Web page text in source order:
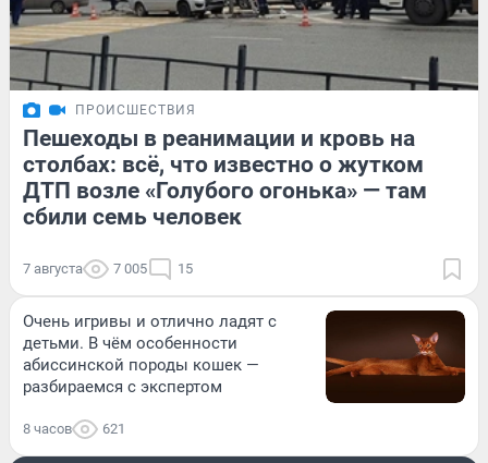
ПРОИСШЕСТВИЯ
Пешеходы в реанимации и кровь на
столбах: всё, что известно о жутком
ДТП возле «Голубого огонька» — там
сбили семь человек
7 августа 7 005 15
Очень игривы и отлично ладят с
детьми. В чём особенности
абиссинской породы кошек —
разбираемся с экспертом
8 часов 621
ПРОИСШЕСТВИЯ